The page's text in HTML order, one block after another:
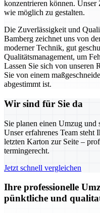
konzentrieren können. Unser
wie möglich zu gestalten.
Die Zuverlässigkeit und
Bamberg zeichnet uns von
moderner Technik, gut
Qualitätsmanagement, um
Lassen Sie sich von unseren
Sie von einem
abgestimmt ist.
Wir sind für Sie da
Sie planen einen Umzug und
Unser erfahrenes Team steht
letzten Karton zur Seite –
termingerecht.
Jetzt schnell vergleichen
Ihre professionelle
pünktliche und